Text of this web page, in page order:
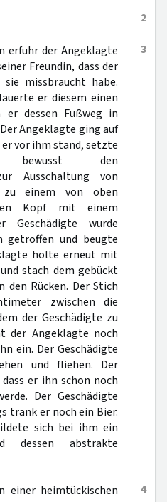
2
3
erfuhr der Angeklagte
Freundin, dass der
missbraucht habe.
er diesem einen
er dessen Fußweg in
Angeklagte ging auf
er vor ihm stand, setzte
bewusst den
Ausschaltung von
zu einem von oben
Kopf mit einem
Geschädigte wurde
getroffen und beugte
holte erneut mit
stach dem gebückt
den Rücken. Der Stich
zwischen die
der Geschädigte zu
der Angeklagte noch
ein. Der Geschädigte
und fliehen. Der
er ihn schon noch
Der Geschädigte
trank er noch ein Bier.
sich bei ihm ein
dessen abstrakte
4
einer heimtückischen